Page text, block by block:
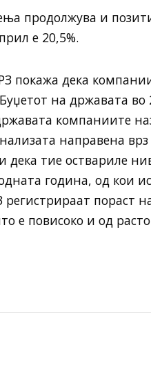
продолжува и
е 20,5%.
покажа дека
на државата во
компаниите
направена
тие оствариле
година, од кои
пораст
е повисоко и од